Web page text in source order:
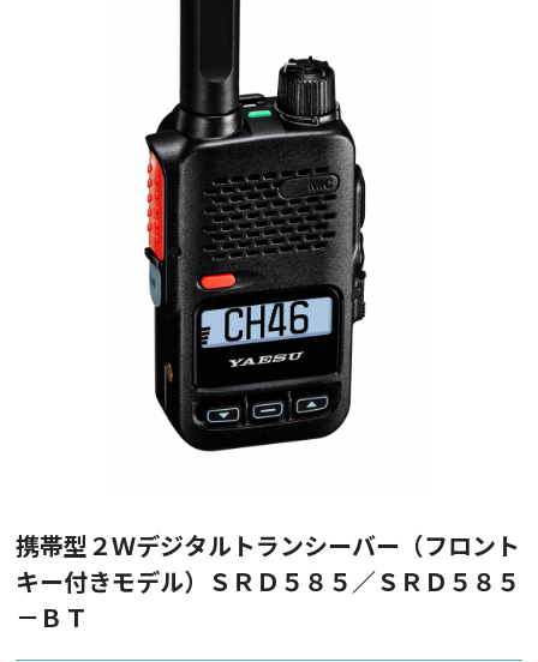
携帯型２Ｗデジタルトランシーバー（フロント
キー付きモデル）ＳＲＤ５８５／ＳＲＤ５８５
－ＢＴ